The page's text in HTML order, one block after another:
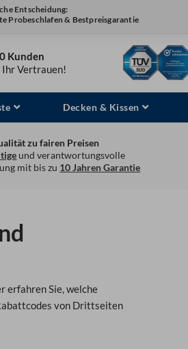
Entscheidung:
Probeschlafen & Bestpreisgarantie
Kunden
Ihr Vertrauen!
Decken & Kissen
zu fairen Preisen
und verantwortungsvolle
mit bis zu 10 Jahren Garantie
erfahren Sie, welche
von Drittseiten